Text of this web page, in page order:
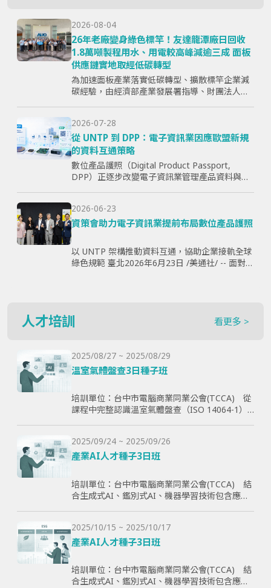
2026-08-04
26年老廠變身綠色標竿！友達龍潭廠日回收
1.8萬噸製程用水、用電較高峰減逾三成 面板
供應鏈實地取經低碳轉型
為加速面板產業落實低碳轉型、擴散標竿企業減
碳經驗，由經濟部產業發展署指導、財團法人資
成果交流活動」，7月15日於...
2026-07-28
從 UNTP 到 DPP：電子資訊業因應歐盟新規
的資料互通策略
數位產品護照（Digital Product Passport,
DPP）正逐步改變電子資訊業管理產品資料與供
購、製...
2026-06-23
資策會助力電子資訊業提前布局數位產品護照
以 UNTP 架構推動資料互通，協助企業接軌全球
綠色規範 臺北2026年6月23日 /美通社/ -- 面對歐
人才培訓 看更多 >
2025/08/27 ~ 2025/08/29
溫室氣體盤查3日種子班
培訓單位：台中市電腦商業同業公會(TCCA) 從
課程中完整認識溫室氣體盤查（ISO 14064-1）
幫助學員更好了解ESG與碳排放管理的實際應
用，提高企業實現減碳目標。
2025/09/24 ~ 2025/09/26
產業AI人才種子3日班
培訓單位：台中市電腦商業同業公會(TCCA) 結
合生成式AI、鑑別式AI、機器學習技術包含應用
力。
2025/10/15 ~ 2025/10/17
產業AI人才種子3日班
培訓單位：台中市電腦商業同業公會(TCCA) 結
合生成式AI、鑑別式AI、機器學習技術包含應用